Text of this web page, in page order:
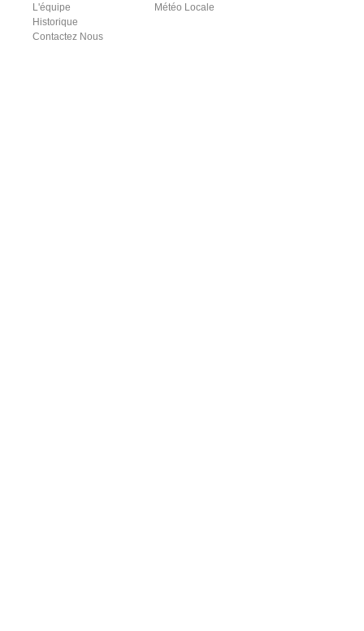
L'équipe
Historique
Contactez Nous
Météo Locale